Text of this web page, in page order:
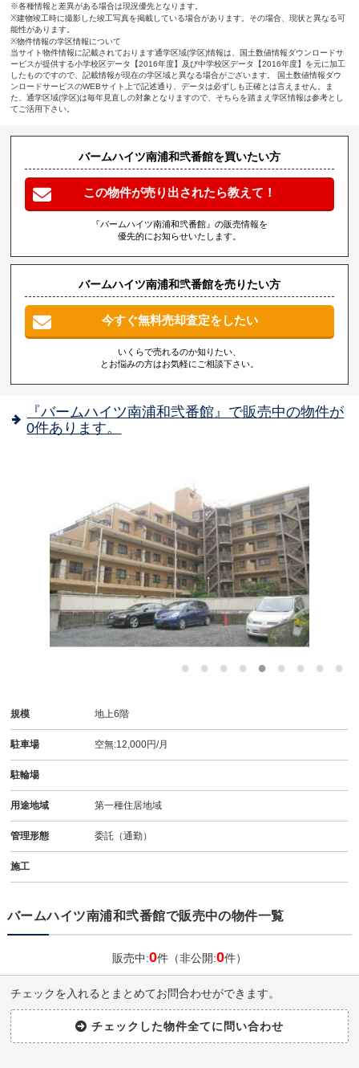
※各種情報と差異がある場合は現況優先となります。
※建物竣工時に撮影した竣工写真を掲載している場合があります。その場合、現状と異なる可
能性があります。
※物件情報の学区情報について
当サイト物件情報に記載されております通学区域(学区)情報は、国土数値情報ダウンロードサ
ービスが提供する小学校区データ【2016年度】及び中学校区データ【2016年度】を元に加工
したものですので、記載情報が現在の学区域と異なる場合がございます。 国土数値情報ダウ
ンロードサービスのWEBサイト上で記述通り、データは必ずしも正確とは言えません。ま
た、通学区域(学区)は毎年見直しの対象となりますので、そちらを踏まえ学区情報は参考とし
てご活用下さい。
バームハイツ南浦和弐番館を買いたい方
この物件が売り出されたら教えて！
『バームハイツ南浦和弐番館』の販売情報を
優先的にお知らせいたします。
バームハイツ南浦和弐番館を売りたい方
今すぐ無料売却査定をしたい
いくらで売れるのか知りたい、
とお悩みの方はお気軽にご相談下さい。
『バームハイツ南浦和弐番館』で販売中の物件が
0件あります。
規模 地上6階
駐車場 空無:12,000円/月
駐輪場
用途地域 第一種住居地域
管理形態 委託（通勤）
施工
バームハイツ南浦和弐番館で販売中の物件一覧
販売中:0件（非公開:0件）
チェックを入れるとまとめてお問合わせができます。